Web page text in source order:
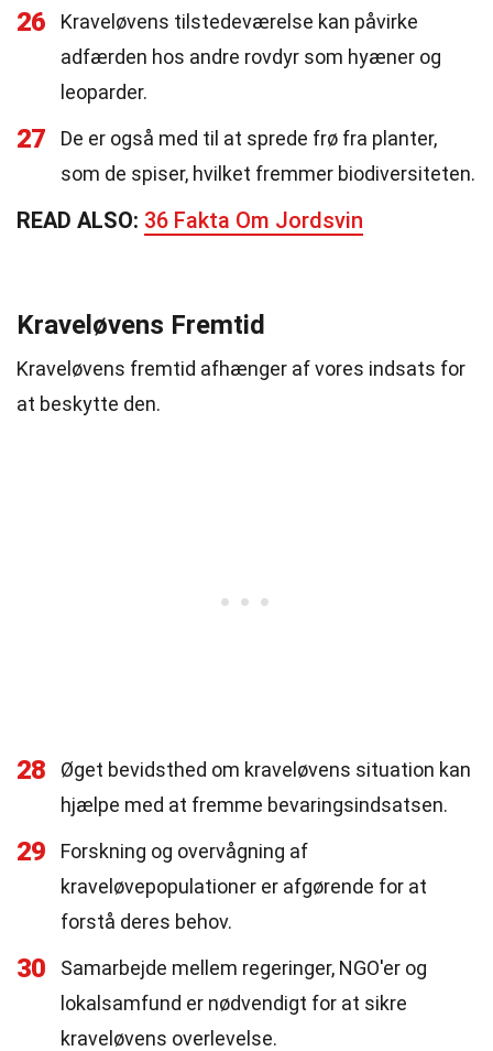
26
Kraveløvens tilstedeværelse kan påvirke
adfærden hos andre rovdyr som hyæner og
leoparder.
27
De er også med til at sprede frø fra planter,
som de spiser, hvilket fremmer biodiversiteten.
READ ALSO: 36 Fakta Om Jordsvin
Kraveløvens Fremtid
Kraveløvens fremtid afhænger af vores indsats for
at beskytte den.
28
Øget bevidsthed om kraveløvens situation kan
hjælpe med at fremme bevaringsindsatsen.
29
Forskning og overvågning af
kraveløvepopulationer er afgørende for at
forstå deres behov.
30
Samarbejde mellem regeringer, NGO'er og
lokalsamfund er nødvendigt for at sikre
kraveløvens overlevelse.